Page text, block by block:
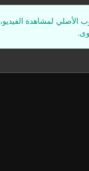
الأصلي لمشاهدة